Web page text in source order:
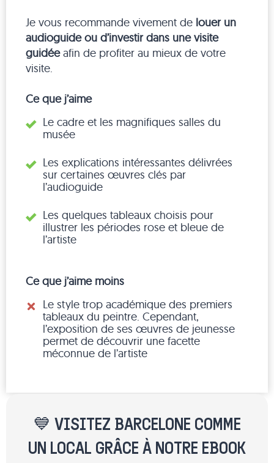
Je vous recommande vivement de louer un
audioguide ou d’investir dans une visite
guidéeafin de profiter au mieux de votre
visite.
Ce que j’aime
Le cadre et les magnifiques salles du
musée
Les explications intéressantes délivrées
sur certaines œuvres clés par
l’audioguide
Les quelques tableaux choisis pour
illustrer les périodes rose et bleue de
l’artiste
Ce que j’aime moins
Le style trop académique des premiers
tableaux du peintre. Cependant,
l’exposition de ses œuvres de jeunesse
permet de découvrir une facette
méconnue de l’artiste
💙 VISITEZ BARCELONE COMME
UN LOCAL GRÂCE À NOTRE EBOOK